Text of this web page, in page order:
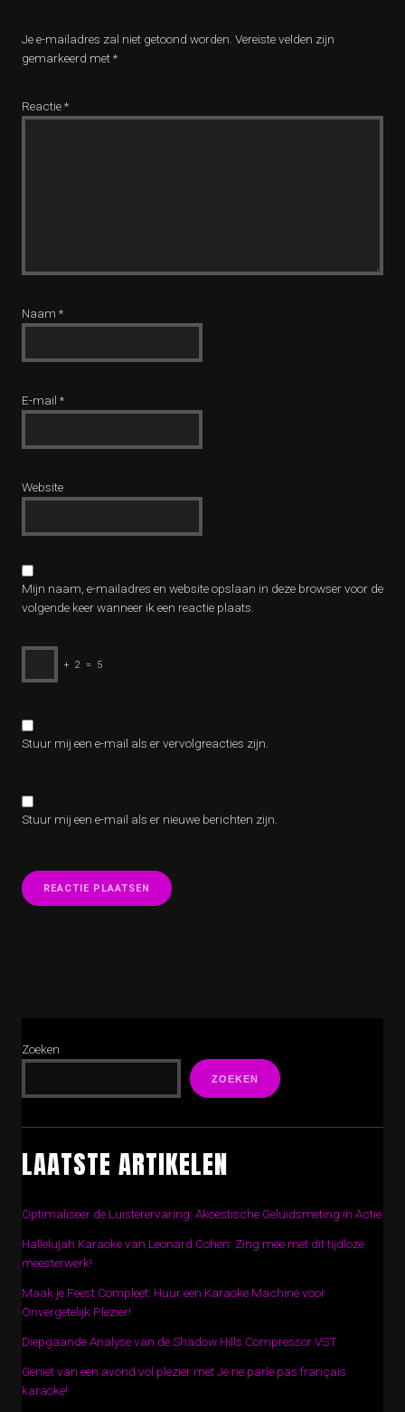
Je e-mailadres zal niet getoond worden. Vereiste velden zijn
gemarkeerd met*
Reactie*
Naam *
E-mail *
Website
Mijn naam, e-mailadres en website opslaan in deze browser voor de
volgende keer wanneer ik een reactie plaats.
+ 2 = 5
Stuur mij een e-mail als er vervolgreacties zijn.
Stuur mij een e-mail als er nieuwe berichten zijn.
Zoeken
ZOEKEN
LAATSTE ARTIKELEN
Optimaliseer de Luisterervaring: Akoestische Geluidsmeting in Actie
Hallelujah Karaoke van Leonard Cohen: Zing mee met dit tijdloze
meesterwerk!
Maak je Feest Compleet: Huur een Karaoke Machine voor
Onvergetelijk Plezier!
Diepgaande Analyse van de Shadow Hills Compressor VST
Geniet van een avond vol plezier met Je ne parle pas français
karaoke!